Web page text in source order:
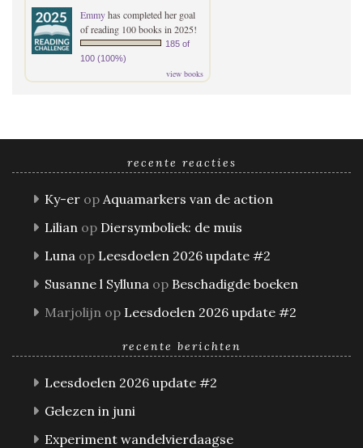
Emmyhas completed her goal
of reading 100 books in 2025!
185 of
100 (100%)
view books
recente reacties
Ky-er op Aquamarkers van de action
Lilian op Diersymboliek: de muis
Luna op Leesdoelen 2026 update #2
Susanne l Sylluna op Beschadigde boeken
Marjolijn op Leesdoelen 2026 update #2
recente berichten
Leesdoelen 2026 update #2
Gelezen in juni
Experiment wandelvierdaagse